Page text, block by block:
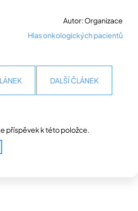
Autor: Organizace
Hlas onkologických pacientů
DALŠÍ ČLÁNEK
příspěvek k této položce.